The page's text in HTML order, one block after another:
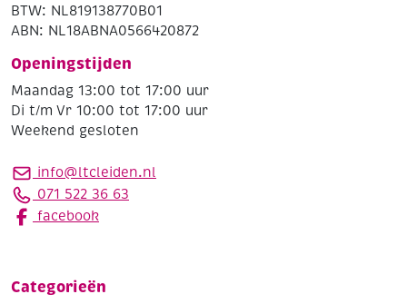
BTW: NL819138770B01
ABN: NL18ABNA0566420872
Openingstijden
Maandag 13:00 tot 17:00 uur
Di t/m Vr 10:00 tot 17:00 uur
Weekend gesloten
info@ltcleiden.nl
071 522 36 63
facebook
Categorieën